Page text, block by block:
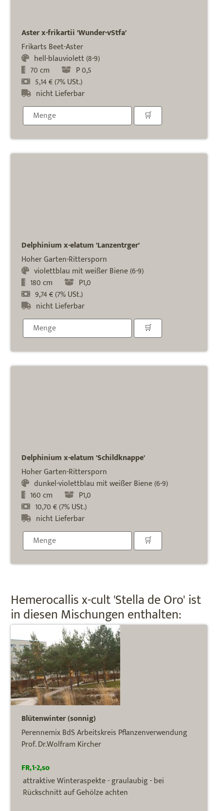
Aster x-frikartii 'Wunder-vStfa'
Frikarts Beet-Aster
hell-blauviolett (8-9)
70 cm
P 0,5
5,14 € (7% USt.)
nicht Lieferbar
Delphinium x-elatum 'Lanzentrger'
Hoher Garten-Rittersporn
violettblau mit weißer Biene (6-9)
180 cm
P1,0
9,74 € (7% USt.)
nicht Lieferbar
Delphinium x-elatum 'Schildknappe'
Hoher Garten-Rittersporn
dunkel-violettblau mit weißer Biene (6-9)
160 cm
P1,0
10,70 € (7% USt.)
nicht Lieferbar
Hemerocallis x-cult 'Stella de Oro' ist
in diesen Mischungen enthalten:
Blütenwinter (sonnig)
Perennemix BdS Arbeitskreis Pflanzenverwendung
Prof. Dr.Wolfram Kircher
FR,1-2,so
attraktive Winteraspekte - graulaubig - bei
Rückschnitt auf Gehölze achten